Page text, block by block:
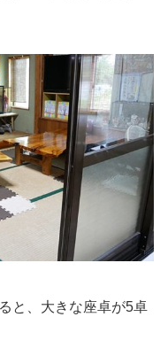
と、大きな座卓が5卓